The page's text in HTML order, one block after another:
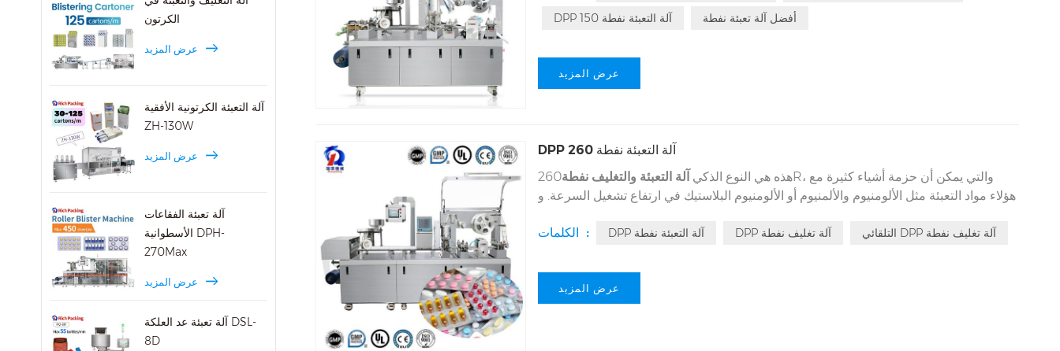
الكرتون
عرض المزيد
آلة التعبئة الكرتونية الأفقية
ZH-130W
عرض المزيد
آلة تعبئة الفقاعات
الأسطوانية DPH-
270Max
عرض المزيد
آلة تعبئة عد العلكة DSL-
8D
DPP 150 آلة التعبئة نفطة
أفضل آلة تعبئة نفطة
عرض المزيد
DPP 260 آلة التعبئة نفطة
هذه هي النوع الذكي آلة التعبئة والتغليف نفطة260R، والتي يمكن أن حزمة أشياء كثيرة مع
هؤلاء مواد التعبئة مثل الألومنيوم والألمنيوم أو الألومنيوم البلاستيك في ارتفاع تشغيل السرعة. و
يمكن أن حزمة أقراص أو حبوب منع الحمل أو كبسولات وما إلى ذلك. هذه المعدات يجتمع GMP
الكلمات : DPP آلة التعبئة نفطة DPP آلة تغليف نفطة التلقائي DPP آلة تغليف نفطة
عرض المزيد